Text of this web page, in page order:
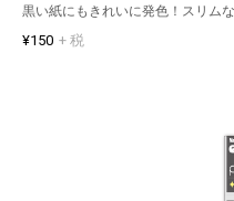
黒い紙にもきれいに発色！スリム
¥150 + 税